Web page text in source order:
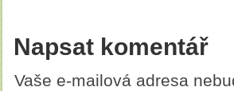
Napsat komentář
Vaše e-mailová adresa